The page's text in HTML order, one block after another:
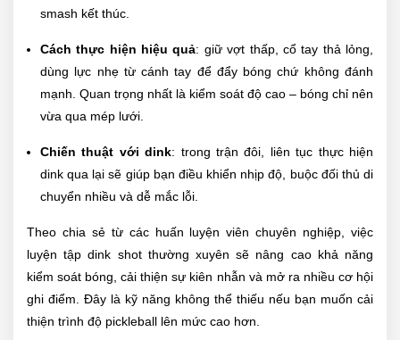
smash kết thúc.
Cách thực hiện hiệu quả: giữ vợt thấp, cổ tay thả lỏng,
dùng lực nhẹ từ cánh tay để đẩy bóng chứ không đánh
mạnh. Quan trọng nhất là kiểm soát độ cao – bóng chỉ nên
vừa qua mép lưới.
Chiến thuật với dink: trong trận đôi, liên tục thực hiện
dink qua lại sẽ giúp bạn điều khiển nhịp độ, buộc đối thủ di
chuyển nhiều và dễ mắc lỗi.
Theo chia sẻ từ các huấn luyện viên chuyên nghiệp, việc
luyện tập dink shot thường xuyên sẽ nâng cao khả năng
kiểm soát bóng, cải thiện sự kiên nhẫn và mở ra nhiều cơ hội
ghi điểm. Đây là kỹ năng không thể thiếu nếu bạn muốn cải
thiện trình độ pickleball lên mức cao hơn.